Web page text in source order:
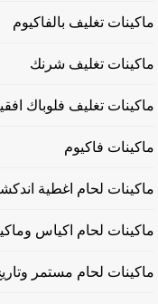
ماكينات تغليف بالفاكيوم
ماكينات تغليف شرنك
ماكينات تغليف فلوباك
ماكينات فاكيوم
ماكينات لحام اغطية
ماكينات لحام اكياس
ماكينات لحام مستمر